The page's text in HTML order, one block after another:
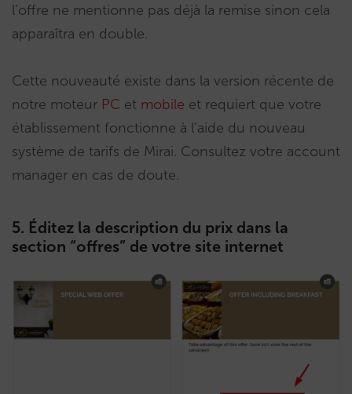
l’offre ne mentionne pas déjà la remise sinon cela
apparaîtra en double.
Cette nouveauté existe dans la version récente de
notre moteur PC et mobile et requiert que votre
établissement fonctionne à l’aide du nouveau
système de tarifs de Mirai. Consultez votre account
manager en cas de doute.
5. Éditez la description du prix dans la
section “offres” de votre site internet